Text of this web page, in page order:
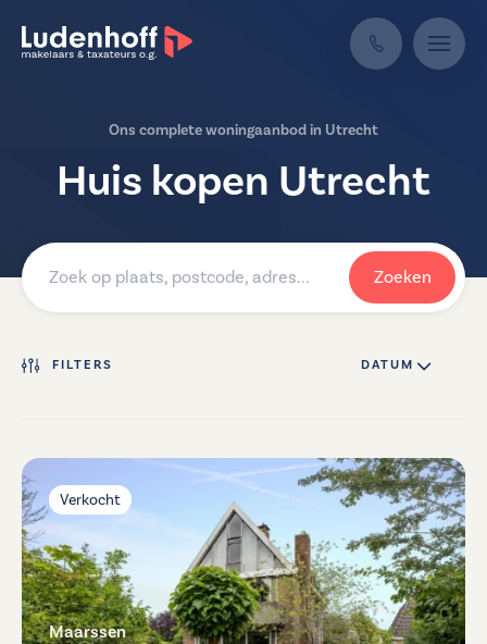
Ons complete woningaanbod in Utrecht
Huis kopen Utrecht
Zoeken
FILTERS DATUM ↓
Verkocht
Maarssen